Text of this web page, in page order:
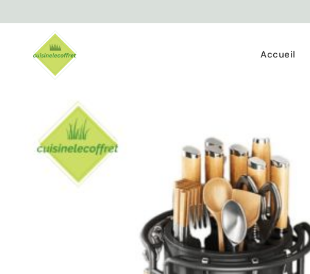
contenu
Accueil
informations
produits